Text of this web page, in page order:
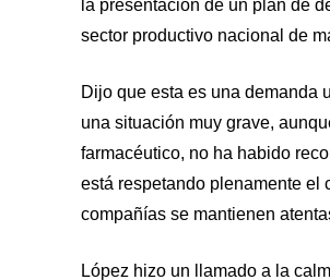
la presentación de un plan de
sector productivo nacional de
Dijo que esta es una demanda
una situación muy grave,
farmacéutico, no ha habido
está respetando plenamente el
compañías se mantienen
López hizo un llamado a la